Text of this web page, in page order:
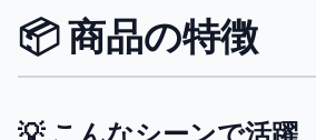
📦 商品の特徴